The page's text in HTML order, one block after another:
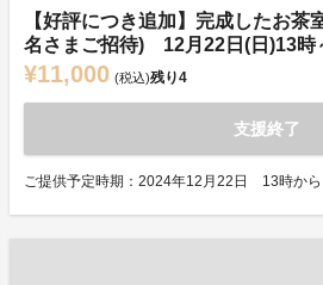
【好評につき追加】完成したお茶
名さまご招待) 12月22日(日)13時
¥11,000 (税込)残り4
支援終了
ご提供予定時期：2024年12月22日 13時から